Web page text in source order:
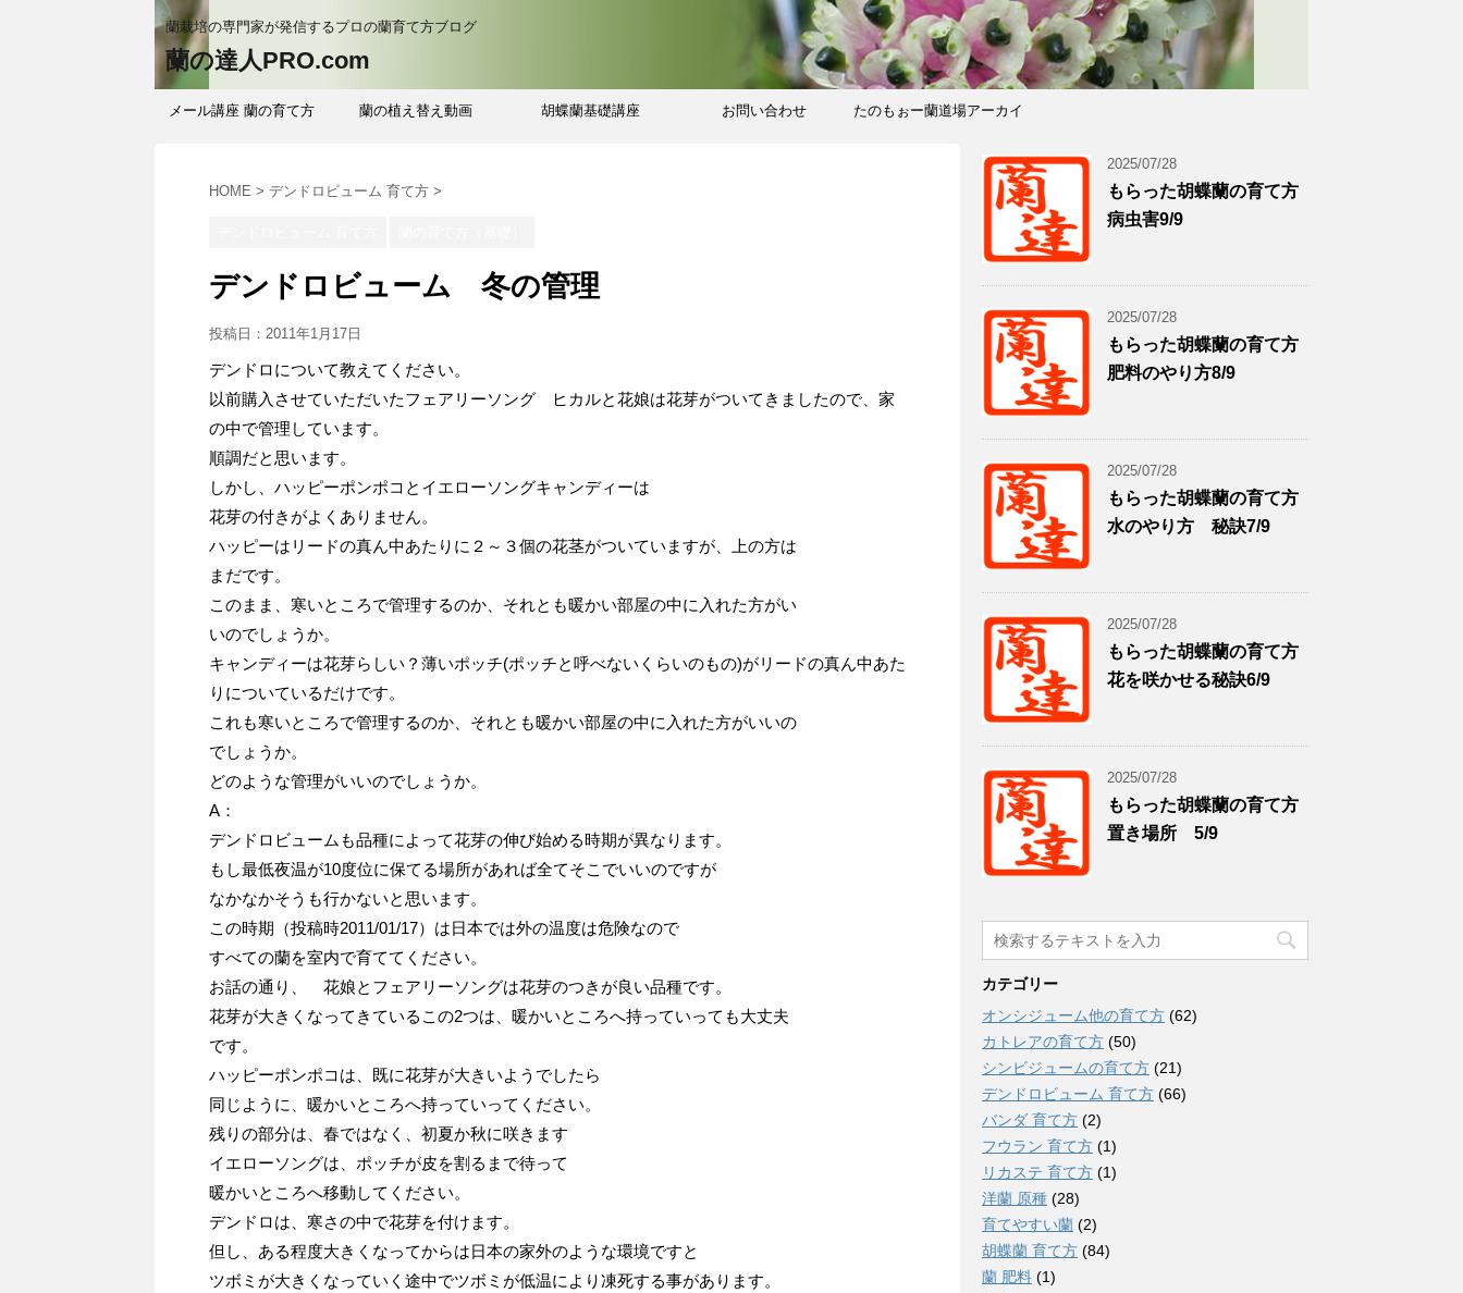
蘭栽培の専門家が発信するプロの蘭育て方ブログ
蘭の達人PRO.com
メール講座 蘭の育て方 蘭の植え替え動画 胡蝶蘭基礎講座 お問い合わせ たのもぉー蘭道場アーカイ
HOME > デンドロビューム 育て方 >
デンドロビューム 冬の管理
投稿日： 2011年1月17日
デンドロについて教えてください。
以前購入させていただいたフェアリーソング ヒカルと花娘は花芽がついてきましたので、家
の中で管理しています。
順調だと思います。
しかし、ハッピーポンポコとイエローソングキャンディーは
花芽の付きがよくありません。
ハッピーはリードの真ん中あたりに２～３個の花茎がついていますが、上の方は
まだです。
このまま、寒いところで管理するのか、それとも暖かい部屋の中に入れた方がい
いのでしょうか。
キャンディーは花芽らしい？薄いポッチ(ポッチと呼べないくらいのもの)がリードの真ん中あた
りについているだけです。
これも寒いところで管理するのか、それとも暖かい部屋の中に入れた方がいいの
でしょうか。
どのような管理がいいのでしょうか。
A：
デンドロビュームも品種によって花芽の伸び始める時期が異なります。
もし最低夜温が10度位に保てる場所があれば全てそこでいいのですが
なかなかそうも行かないと思います。
この時期（投稿時2011/01/17）は日本では外の温度は危険なので
すべての蘭を室内で育ててください。
お話の通り、 花娘とフェアリーソングは花芽のつきが良い品種です。
花芽が大きくなってきているこの2つは、暖かいところへ持っていっても大丈夫
です。
ハッピーポンポコは、既に花芽が大きいようでしたら
同じように、暖かいところへ持っていってください。
残りの部分は、春ではなく、初夏か秋に咲きます
イエローソングは、ポッチが皮を割るまで待って
暖かいところへ移動してください。
デンドロは、寒さの中で花芽を付けます。
但し、ある程度大きくなってからは日本の家外のような環境ですと
ツボミが大きくなっていく途中でツボミが低温により凍死する事があります。
2025/07/28
もらった胡蝶蘭の育て方
病虫害9/9
2025/07/28
もらった胡蝶蘭の育て方
肥料のやり方8/9
2025/07/28
もらった胡蝶蘭の育て方
水のやり方 秘訣7/9
2025/07/28
もらった胡蝶蘭の育て方
花を咲かせる秘訣6/9
2025/07/28
もらった胡蝶蘭の育て方
置き場所 5/9
カテゴリー
オンシジューム他の育て方 (62)
カトレアの育て方 (50)
シンビジュームの育て方 (21)
デンドロビューム 育て方 (66)
バンダ 育て方 (2)
フウラン 育て方 (1)
リカステ 育て方 (1)
洋蘭 原種 (28)
育てやすい蘭 (2)
胡蝶蘭 育て方 (84)
蘭 肥料 (1)